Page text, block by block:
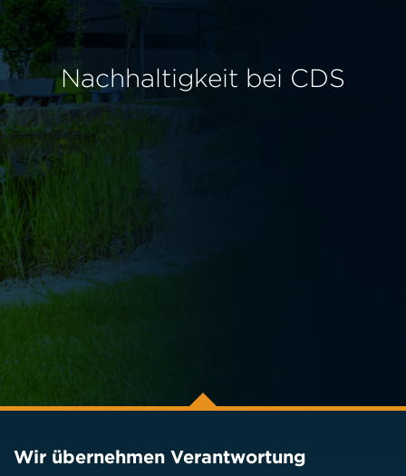
Nachhaltigkeit bei CDS
Wir übernehmen Verantwortung